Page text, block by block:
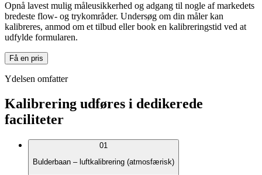
Opnå lavest mulig måleusikkerhed og adgang til nogle af markedets
bredeste flow- og trykområder. Undersøg om din måler kan
kalibreres, anmod om et tilbud eller book en kalibreringstid ved at
udfylde formularen.
Få en pris
Ydelsen omfatter
Kalibrering udføres i dedikerede
faciliteter
01
Bulderbaan – luftkalibrering (atmosfærisk)